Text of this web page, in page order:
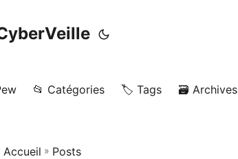
📂 Catégories 🏷️ Tags 🗃️ Archives
Accueil » Posts